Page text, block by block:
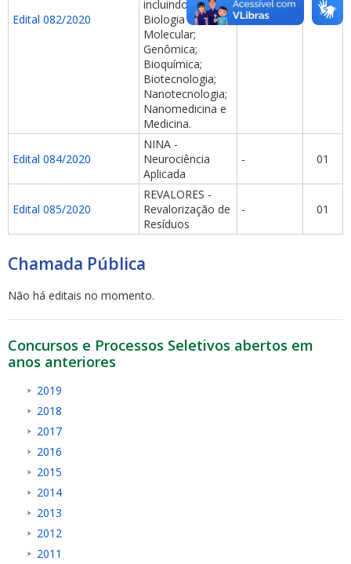
Edital 082/2020
incluindo:
Biologia Celular e
Molecular;
Genômica;
Bioquímica;
Biotecnologia;
Nanotecnologia;
Nanomedicina e
Medicina.
- 01
Edital 084/2020
NINA -
Neurociência
Aplicada
- 01
Edital 085/2020
REVALORES -
Revalorização de
Resíduos
- 01
Chamada Pública
Não há editais no momento.
Concursos e Processos Seletivos abertos em
anos anteriores
2019
2018
2017
2016
2015
2014
2013
2012
2011